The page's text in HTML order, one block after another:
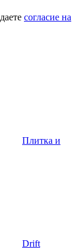
согласие на
Плитка и
Drift